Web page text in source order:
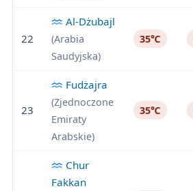
22
Al-Dżubajl
(Arabia
Saudyjska)
35℃
23
Fudżajra
(Zjednoczone
Emiraty
Arabskie)
35℃
Chur
Fakkan